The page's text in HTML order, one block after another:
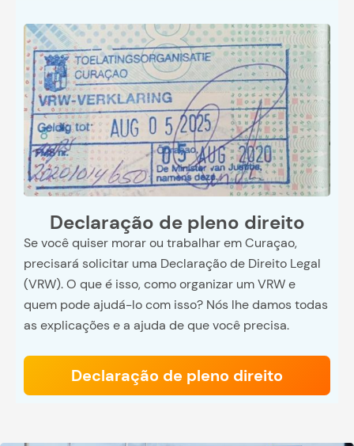
Declaração de pleno direito
Se você quiser morar ou trabalhar em Curaçao,
precisará solicitar uma Declaração de Direito Legal
(VRW). O que é isso, como organizar um VRW e
quem pode ajudá-lo com isso? Nós lhe damos todas
as explicações e a ajuda de que você precisa.
Declaração de pleno direito